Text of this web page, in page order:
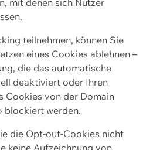
mit denen sich Nutzer
teilnehmen, können Sie
eines Cookies ablehnen –
die das automatische
deaktiviert oder Ihren
Cookies von der Domain
blockiert werden.
die Opt-out-Cookies nicht